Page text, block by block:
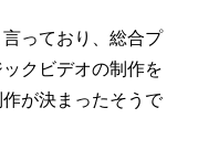
っており、総合プ
クビデオの制作を
が決まったそうで